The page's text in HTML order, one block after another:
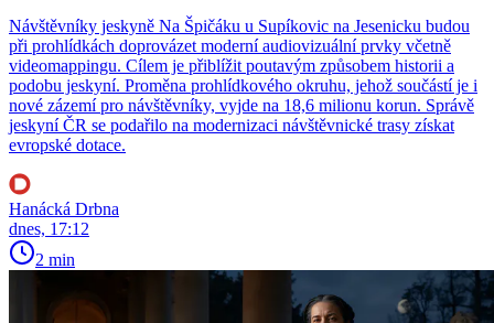
Návštěvníky jeskyně Na Špičáku u Supíkovic na Jesenicku budou
při prohlídkách doprovázet moderní audiovizuální prvky včetně
videomappingu. Cílem je přiblížit poutavým způsobem historii a
podobu jeskyní. Proměna prohlídkového okruhu, jehož součástí je i
nové zázemí pro návštěvníky, vyjde na 18,6 milionu korun. Správě
jeskyní ČR se podařilo na modernizaci návštěvnické trasy získat
evropské dotace.
Hanácká Drbna
dnes, 17:12
2 min